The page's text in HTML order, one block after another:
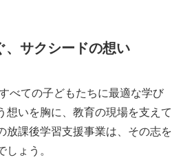
、サクシードの想い
べての子どもたちに最適な学び
想いを胸に、教育の現場を支えて
放課後学習支援事業は、その志を
ょう。